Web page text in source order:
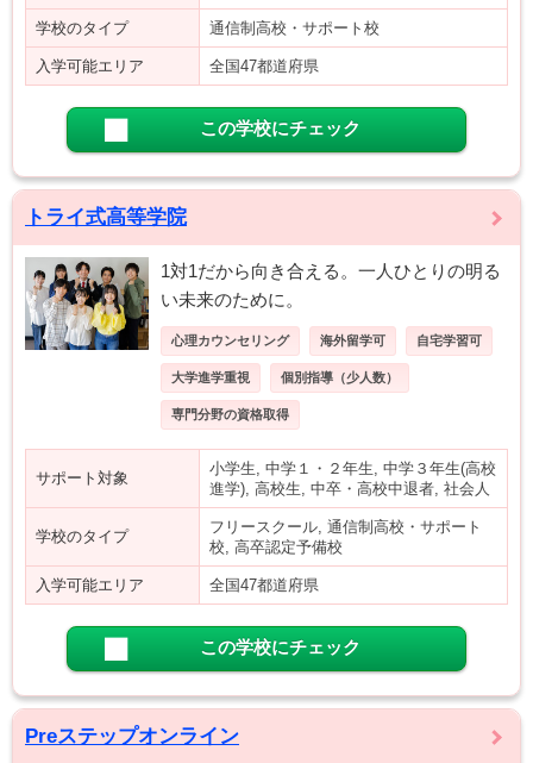
学校のタイプ 通信制高校・サポート校
入学可能エリア 全国47都道府県
この学校にチェック
トライ式高等学院
1対1だから向き合える。一人ひとりの明る
い未来のために。
心理カウンセリング 海外留学可 自宅学習可
大学進学重視 個別指導（少人数）
専門分野の資格取得
サポート対象
小学生, 中学１・２年生, 中学３年生(高校
進学), 高校生, 中卒・高校中退者, 社会人
学校のタイプ
フリースクール, 通信制高校・サポート
校, 高卒認定予備校
入学可能エリア 全国47都道府県
この学校にチェック
Preステップオンライン